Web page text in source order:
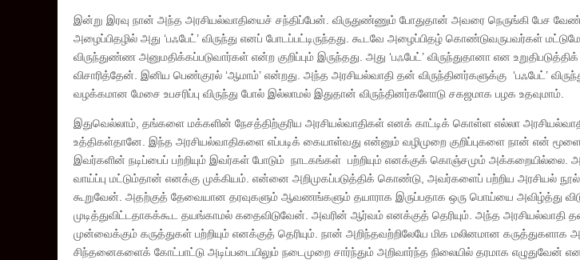
இன்று இரவு நான் அந்த அரசியல்வாதியைச் சந்திப்பேன். விருதுண்ணும் போதுதான் அவரை நெருங்கி பேச
அழைப்பிதழில் அது ‘பஃபேட்’ விருந்து எனப் போடப்பட்டிருந்தது. கூடவே அழைப்பிதழ் கொண்டுவருபவர்கள்
விருந்துண்ண அனுமதிக்கப்படுவார்கள் என்ற குறிப்பும் இருந்தது. அது ‘பஃபேட்’ விருந்துதானா என
விசாரித்தேன். இனிய பெண்குரல் ‘ஆமாம்’ என்றது. அந்த அரசியல்வாதி தன் விருந்தினர்களுக்கு ‘பஃபேட்’
வழக்கமான மேசை உபசரிப்பு விருந்து போல் இல்லாமல் இதுதான் விருந்தினர்களோடு சகஜமாக பழக உதவுமாம்.
இதுவெல்லாம், தங்களை மக்களின் நேசத்திற்குரிய அரசியல்வாதிகள் எனக் காட்டிக் கொள்ள எல்லா
உத்திகள்தானே. இந்த அரசியல்வாதிகளை எப்படிக் கையாள்வது என்னும் வழிமுறை குறிப்புகளை நான் என்
இவர்களின் நடிப்பைப் பற்றியும் இவர்கள் போடும் நாடகங்கள் பற்றியும் எனக்குக் கொஞ்சமும்
வாய்ப்பு மட்டும்தான் எனக்கு முக்கியம். என்னை அறிமுகப்படுத்திக் கொண்டு, அவர்களைப் பற்றிய அரசியல் நூல்
கூறுவேன். அதற்குத் தேவையான தரவுகளும் ஆவணங்களும் தயாராக இருப்பதாக ஒரு பொய்யை அவிழ்த்து
முடித்துவிட்டதாகக்கூட தயங்காமல் கதைவிடுவேன். அவரின் ஆர்வம் எனக்குத் தெரியும். அந்த
முன்வைக்கும் கருத்துகள் பற்றியும் எனக்குத் தெரியும். நான் அறிந்தவற்றிலேயே மிக மலினமான
சிந்தனைகளைக் கோட்பாட்டு அடிப்படையிலும் நடைமுறை சார்ந்தும் அறிவார்ந்த நிலையில் தரமாக எழுதுவேன்